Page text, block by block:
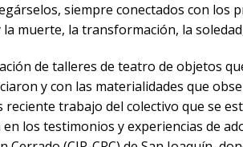
siempre conectados con los
muerte, la transformación, la
de talleres de teatro de objetos
y con las materialidades que
reciente trabajo del colectivo que se
los testimonios y experiencias de